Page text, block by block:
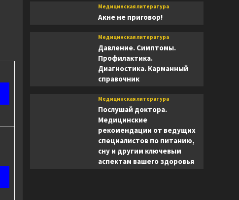
Медицинская литература
Акне не приговор!
Медицинская литература
Давление. Симптомы.
Профилактика.
Диагностика. Карманный
справочник
Медицинская литература
Послушай доктора.
Медицинские
рекомендации от ведущих
специалистов по питанию,
сну и другим ключевым
аспектам вашего здоровья